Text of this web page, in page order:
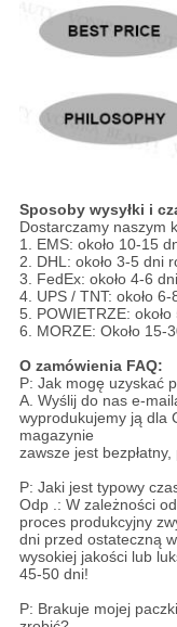
Sposoby wysyłki i
Dostarczamy naszym
1. EMS: około 10-15
2. DHL: około 3-5 dni
3. FedEx: około 4-6
4. UPS / TNT: około
5. POWIETRZE:
6. MORZE: Około 15-
O zamówienia FAQ:
P: Jak mogę uzyskać
A. Wyślij do nas e-
wyprodukujemy ją dla
magazynie
zawsze jest
P: Jaki jest typowy
Odp .: W zależności
proces produkcyjny
dni przed ostateczną
wysokiej jakości lub
45-50 dni!
P: Brakuje mojej